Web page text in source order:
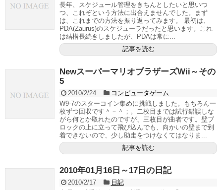
長年、スケジュール管理をきちんとしたいと思いつ
つ、これぞという方法に出合えませんでした。まず
は、これまでの方法を振り返ってみます。 最初は、
PDA(Zaurus)のスケジューラだったと思います。これ
は結構長続きしましたが、PDAは常に...
記事を読む
NewスーパーマリオブラザーズWii～その
5
2010/2/24
コンピュータゲーム
W9-7のスターコイン集めに挑戦しました。もちろん一
枚ずつ回収です＾－＾；。二枚目までは試行錯誤しな
がら何とか取れたのですが、三枚目が曲者です。壁ブ
ロックの上に立って飛び込んでも、向かいの壁まで到
着できないので、少し助走をつけなくてはなりま...
記事を読む
2010年01月16日～17日の日記
2010/2/17
日記